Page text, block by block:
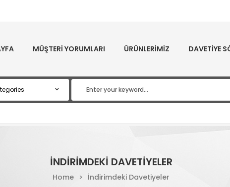
MÜŞTERI YORUMLARI ÜRÜNLERIMIZ DAVETIYE
İNDIRIMDEKI DAVETIYELER
Home > İndirimdeki Davetiyeler